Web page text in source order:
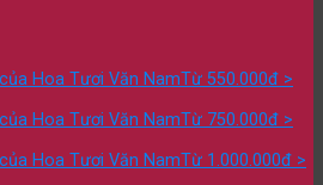
Từ 550.000đ >
Từ 750.000đ >
Từ 1.000.000đ >